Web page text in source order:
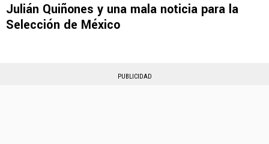
Julián Quiñones y una mala noticia para la
Selección de México
PUBLICIDAD